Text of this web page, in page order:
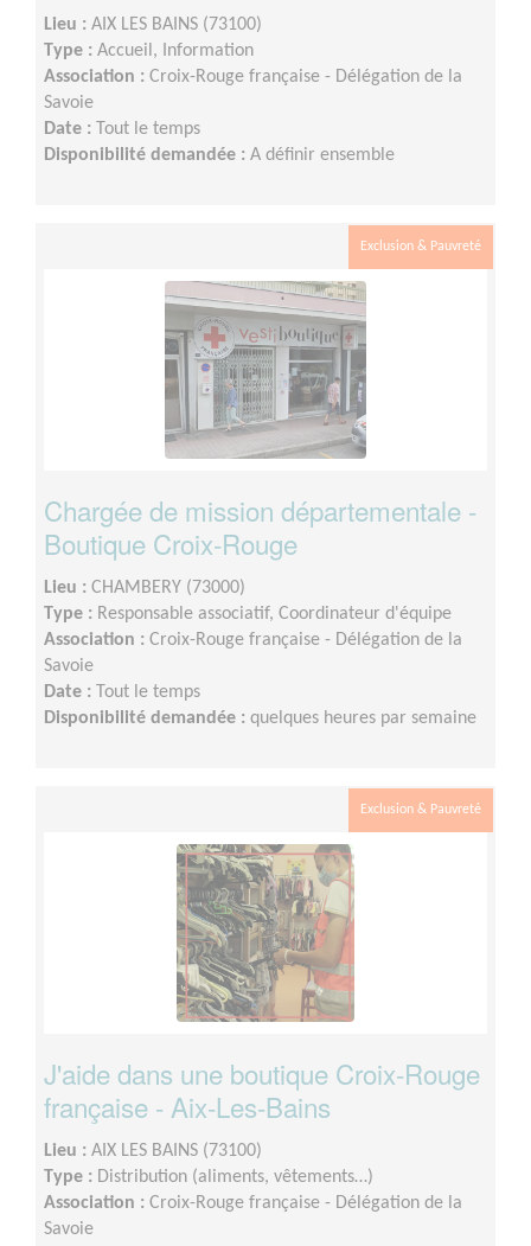
Lieu : AIX LES BAINS (73100)
Type : Accueil, Information
Association : Croix-Rouge française - Délégation de la
Savoie
Date :
Tout le temps
Disponibilité demandée : A définir ensemble
Exclusion & Pauvreté
Chargée de mission départementale -
Boutique Croix-Rouge
Lieu : CHAMBERY (73000)
Type : Responsable associatif, Coordinateur d'équipe
Association : Croix-Rouge française - Délégation de la
Savoie
Date :
Tout le temps
Disponibilité demandée : quelques heures par semaine
Exclusion & Pauvreté
J'aide dans une boutique Croix-Rouge
française - Aix-Les-Bains
Lieu : AIX LES BAINS (73100)
Type : Distribution (aliments, vêtements…)
Association : Croix-Rouge française - Délégation de la
Savoie